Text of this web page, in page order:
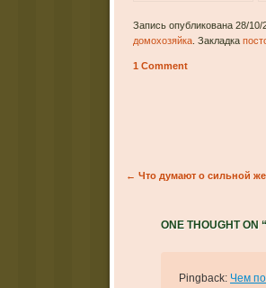
Запись опубликована 28/10/
домохозяйка. Закладка
1 Comment
Post navigation
← Что думают о сильной
ONE THOUGHT ON “
Pingback: Чем